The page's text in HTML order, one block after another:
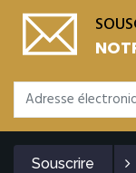
Souscrire